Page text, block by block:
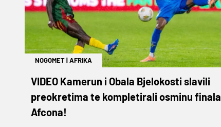
NOGOMET|AFRIKA
VIDEO Kamerun i Obala Bjelokosti slavili
preokretima te kompletirali osminu finala
Afcona!